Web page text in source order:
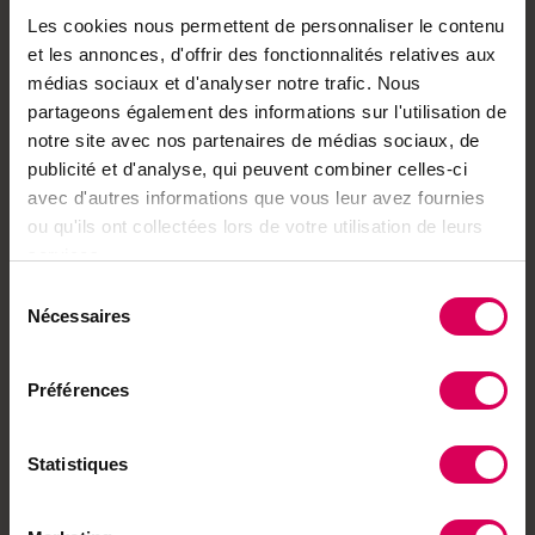
Les cookies nous permettent de personnaliser le contenu
et les annonces, d'offrir des fonctionnalités relatives aux
médias sociaux et d'analyser notre trafic. Nous
partageons également des informations sur l'utilisation de
notre site avec nos partenaires de médias sociaux, de
publicité et d'analyse, qui peuvent combiner celles-ci
avec d'autres informations que vous leur avez fournies
ou qu'ils ont collectées lors de votre utilisation de leurs
Nécessaires
Préférences
Statistiques
jour.
Des données précieuses
Cette phase d’échantillonnage est presque terminée,
informe Federico Sizzano. Ensuite viendra une période
d’analyse qui occupera les scientifiques pendant
plusieurs mois. «Les données récoltées serviront
ultérieurement à guider des essais sur de plus grands
volumes, complète Nadine Pfenninger-Bridy. Les essais
les observations et informations obtenues.» Au-delà de
cantonale se réjouit aussi de voir la branche progresser
dans la compréhension du phénomène de
spontanées, les levures sont des organismes vivants
difficiles à maîtriser. Les identifier et les comprendre
est indispensable quelles que soient les options de